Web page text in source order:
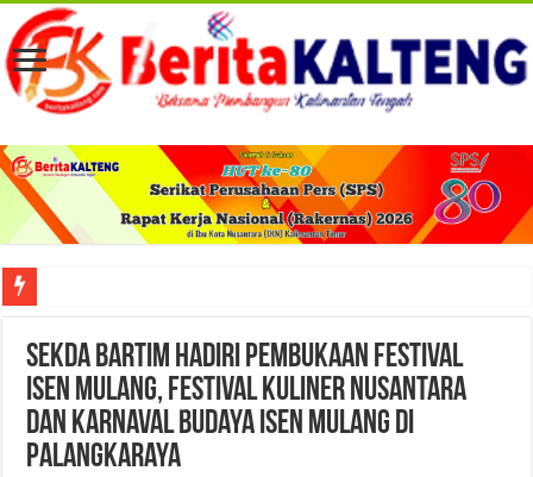
Sekda Bartim Hadiri Pembukaan Festival
Isen Mulang, Festival Kuliner Nusantara
dan Karnaval Budaya Isen Mulang di
Palangkaraya